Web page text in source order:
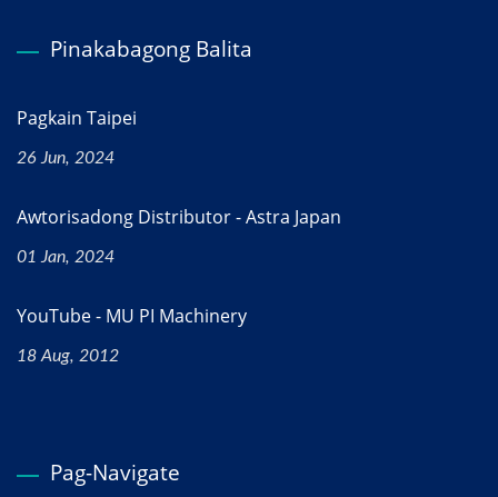
Pinakabagong Balita
Pagkain Taipei
26 Jun, 2024
Awtorisadong Distributor - Astra Japan
01 Jan, 2024
YouTube - MU PI Machinery
18 Aug, 2012
Pag-Navigate